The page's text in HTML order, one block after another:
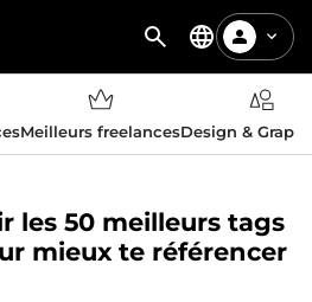
Meilleurs freelancesDesign &
les 50 meilleurs tags
mieux te référencer